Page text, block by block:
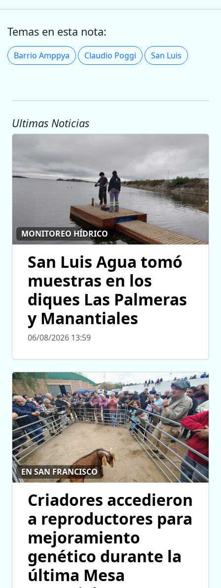
Temas en esta nota:
Barrio Amppya Claudio Poggi San Luis
Ultimas Noticias
MONITOREO HÍDRICO
San Luis Agua tomó
muestras en los
diques Las Palmeras
y Manantiales
06/08/2026 13:59
EN SAN FRANCISCO
Criadores accedieron
a reproductores para
mejoramiento
genético durante la
última Mesa